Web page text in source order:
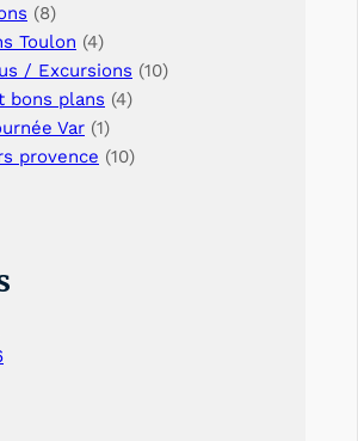
(8)
Toulon (4)
/ Excursions (10)
bons plans (4)
Var (1)
provence (10)